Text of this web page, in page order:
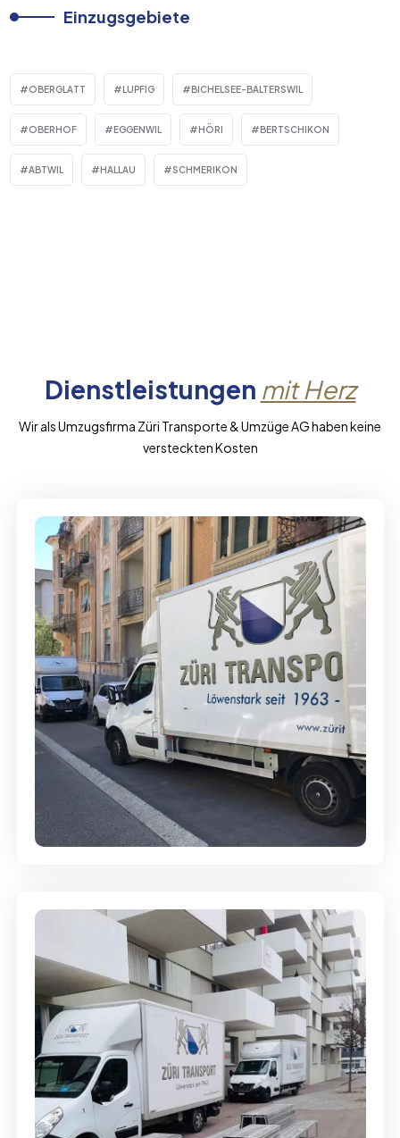
Einzugsgebiete
OBERGLATT LUPFIG BICHELSEE-BALTERSWIL
OBERHOF EGGENWIL HÖRI BERTSCHIKON
ABTWIL HALLAU SCHMERIKON
Dienstleistungen mit Herz
Wir als Umzugsfirma Züri Transporte & Umzüge AG haben keine
versteckten Kosten
Full-Service - Für Privatumzüge